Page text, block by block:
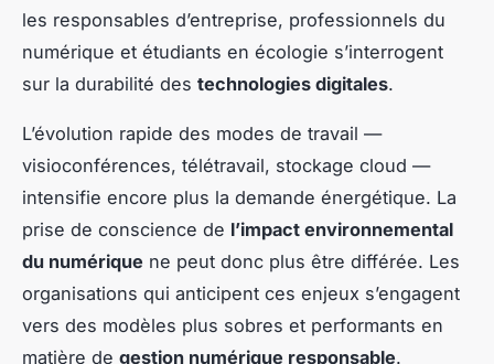
les responsables d’entreprise, professionnels du
numérique et étudiants en écologie s’interrogent
sur la durabilité des technologies digitales.
L’évolution rapide des modes de travail —
visioconférences, télétravail, stockage cloud —
intensifie encore plus la demande énergétique. La
prise de conscience de l’impact environnemental
du numérique ne peut donc plus être différée. Les
organisations qui anticipent ces enjeux s’engagent
vers des modèles plus sobres et performants en
matière de gestion numérique responsable.